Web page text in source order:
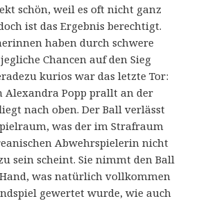
schön, weil es oft nicht ganz
ist das Ergebnis berechtigt.
haben durch schwere
Chancen auf den Sieg
kurios war das letzte Tor:
Alexandra Popp prallt an der
nach oben. Der Ball verlässt
was der im Strafraum
Abwehrspielerin nicht
sein scheint. Sie nimmt den Ball
was natürlich vollkommen
gewertet wurde, wie auch